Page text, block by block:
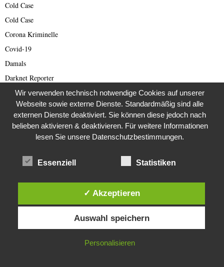
Cold Case
Cold Case
Corona Kriminelle
Covid-19
Damals
Darknet Reporter
Das war unser Leben
Dating Scam
DDR
Der Darknetreporter
Deutschland
Dokumentationen
Diese Website verwendet Cookies. Durch die weitere Nutzung dieser
Website stimmst du der Verwendung von Cookies zu.
IN ORDNUNG
Wir verwenden technisch notwendige Cookies auf unserer
Webseite sowie externe Dienste. Standardmäßig sind alle
externen Dienste deaktiviert. Sie können diese jedoch nach
belieben aktivieren & deaktivieren. Für weitere Informationen
lesen Sie unsere Datenschutzbestimmungen.
Essenziell Statistiken
✓ Akzeptieren
Auswahl speichern
Personalisieren